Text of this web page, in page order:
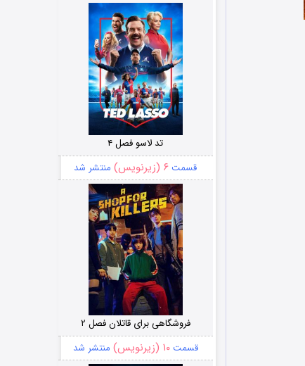
تد لاسو فصل ۴
قسمت ۶ (زیرنویس) منتشر شد
فروشگاهی برای قاتلان فصل ۲
قسمت۱۰ (زیرنویس) منتشر شد